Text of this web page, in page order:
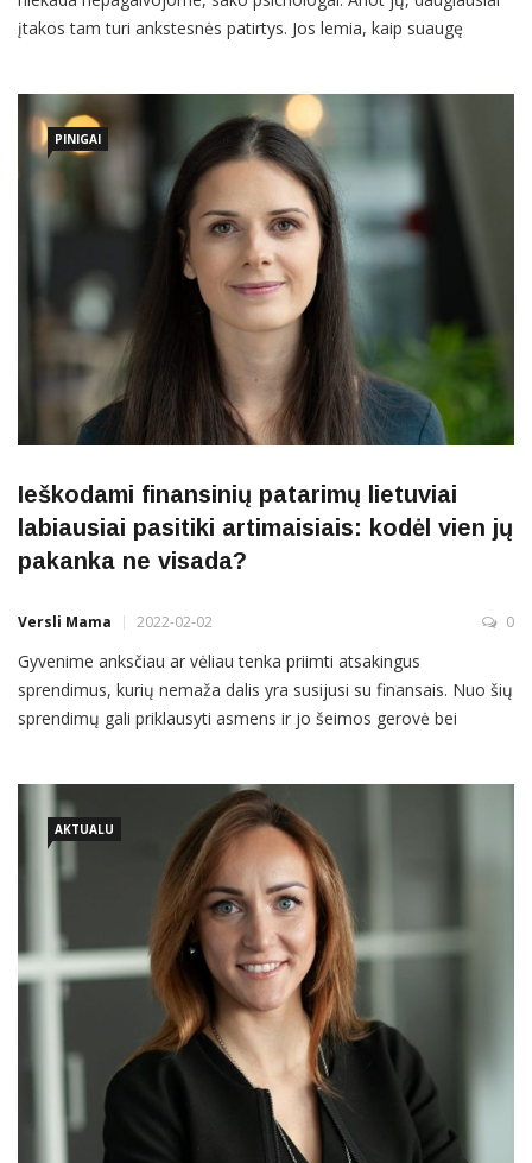
įtakos tam turi ankstesnės patirtys. Jos lemia, kaip suaugę
kokybei pagerinti. Ekspertai įvardija 3 šeimose dažniausiai
PINIGAI
Ieškodami finansinių patarimų lietuviai
labiausiai pasitiki artimaisiais: kodėl vien jų
pakanka ne visada?
Versli Mama 2022-02-02 0
Gyvenime anksčiau ar vėliau tenka priimti atsakingus
sprendimus, kurių nemaža dalis yra susijusi su finansais. Nuo šių
sprendimų gali priklausyti asmens ir jo šeimos gerovė bei
„Synthesis Consulting Group“ atliktos internetinės apklausos
AKTUALU